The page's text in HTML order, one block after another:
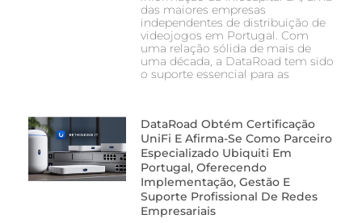
das maiores empresas
independentes de distribuição de
videojogos em Portugal. Com
uma relação sólida de mais de
uma década, a DataRoad tem sido
o suporte essencial para as
DataRoad Obtém Certificação
UniFi E Afirma-Se Como Parceiro
Especializado Ubiquiti Em
Portugal, Oferecendo
Implementação, Gestão E
Suporte Profissional De Redes
Empresariais